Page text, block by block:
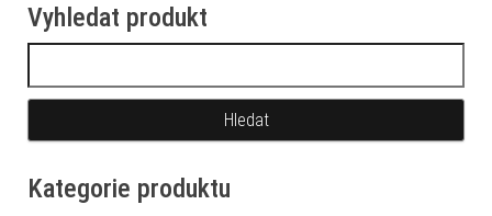
Vyhledat produkt
Kategorie produktu